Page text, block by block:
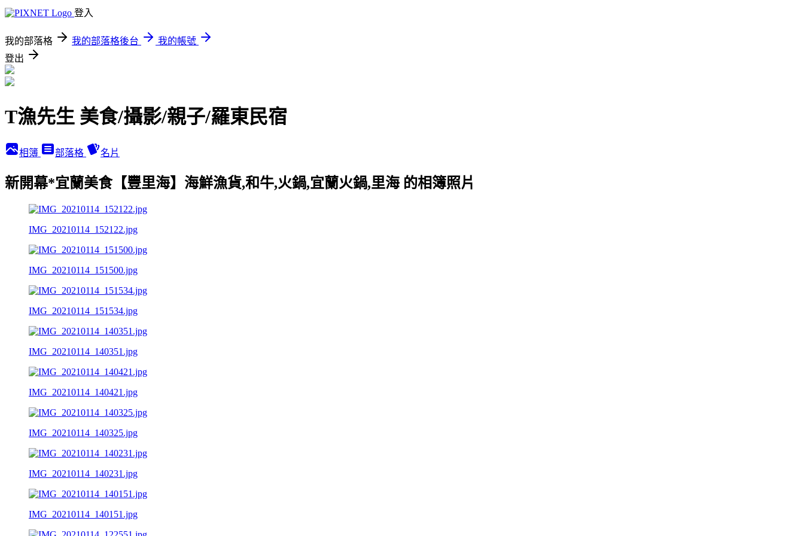
登入
我的部落格 我的部落格後台
我的帳號
登出
T漁先生 美食/攝影/親子/羅東民宿
相簿 部落格 名片
新開幕*宜蘭美食【豐里海】海鮮漁貨,和牛,火鍋,宜蘭火鍋,里海 的相簿照片
IMG_20210114_152122.jpg
IMG_20210114_151500.jpg
IMG_20210114_151534.jpg
IMG_20210114_140351.jpg
IMG_20210114_140421.jpg
IMG_20210114_140325.jpg
IMG_20210114_140231.jpg
IMG_20210114_140151.jpg